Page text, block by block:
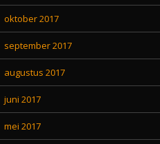
oktober 2017
september 2017
augustus 2017
juni 2017
mei 2017